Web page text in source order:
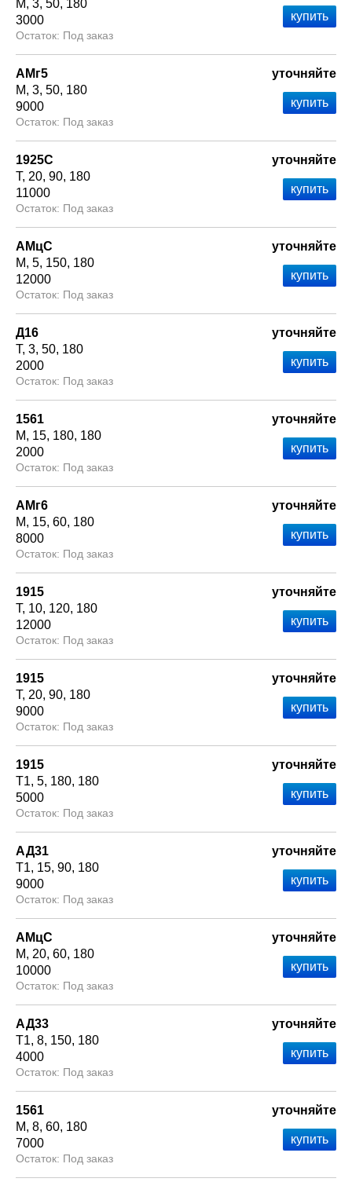
М 3 50 180
3000
Под заказ
АМг5
М 3 50 180
9000
Под заказ
уточняйте
1925С
Т 20 90 180
11000
Под заказ
уточняйте
АМцС
М 5 150 180
12000
Под заказ
уточняйте
Д16
Т 3 50 180
2000
Под заказ
уточняйте
1561
М
15 180 180
2000
Под заказ
уточняйте
АМг6
М
15 60 180
8000
Под заказ
уточняйте
1915
Т 10 120 180
12000
Под заказ
уточняйте
1915
Т 20 90 180
9000
Под заказ
уточняйте
1915
Т1 5 180 180
5000
Под заказ
уточняйте
АД31
Т1 15 90 180
9000
Под заказ
уточняйте
АМцС
М
20 60 180
10000
Под заказ
уточняйте
АД33
Т1 8 150 180
4000
Под заказ
уточняйте
1561
М 8 60 180
7000
Под заказ
уточняйте